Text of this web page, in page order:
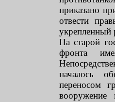
приказано
отвести
укрепленный
На старой
фронта
началось
переносом
вооружение